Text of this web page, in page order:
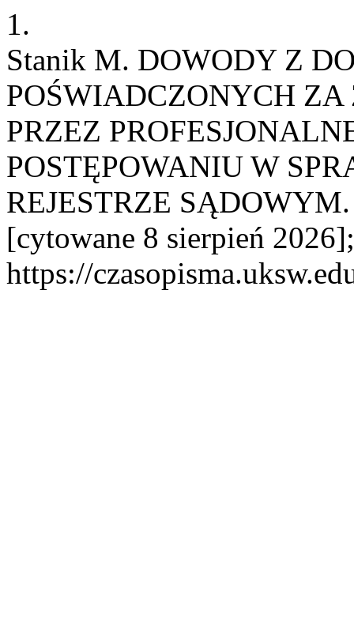
1.
Stanik M. DOWODY Z
POŚWIADCZONYCH
PRZEZ
POSTĘPOWANIU W
REJESTRZE
[cytowane 8 sierpień
https://